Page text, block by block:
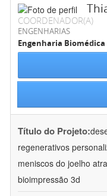
COORDENADOR(A)
ENGENHARIAS
Engenharia Biomédica
Título do Projeto:
regenerativos
meniscos do joelho
bioimpressão 3d